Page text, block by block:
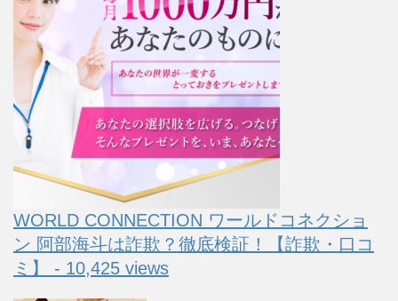
WORLD CONNECTION ワールドコネクショ
ン 阿部海斗は詐欺？徹底検証！【詐欺・口コ
ミ】 - 10,425 views